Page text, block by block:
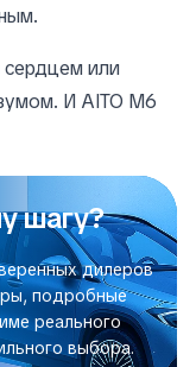
или
И AITO M6
шагу?
дилеров
подробные
реального
выбора.